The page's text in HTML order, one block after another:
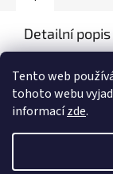
Tento web
tohoto webu
informacízde.
Detailní